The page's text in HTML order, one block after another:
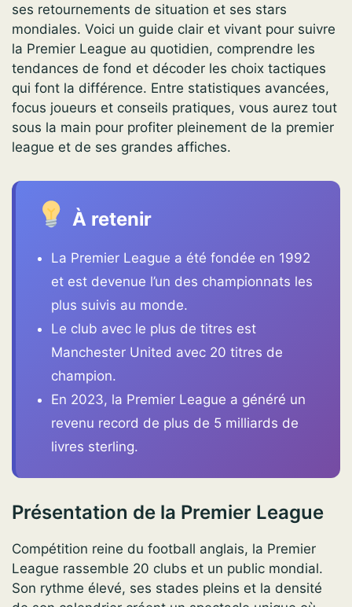
ses retournements de situation et ses stars
mondiales. Voici un guide clair et vivant pour suivre
la Premier League au quotidien, comprendre les
tendances de fond et décoder les choix tactiques
qui font la différence. Entre statistiques avancées,
focus joueurs et conseils pratiques, vous aurez tout
sous la main pour profiter pleinement de la premier
league et de ses grandes affiches.
À retenir
La Premier League a été fondée en 1992
et est devenue l’un des championnats les
plus suivis au monde.
Le club avec le plus de titres est
Manchester United avec 20 titres de
champion.
En 2023, la Premier League a généré un
revenu record de plus de 5 milliards de
livres sterling.
Présentation de la Premier League
Compétition reine du football anglais, la Premier
League rassemble 20 clubs et un public mondial.
Son rythme élevé, ses stades pleins et la densité